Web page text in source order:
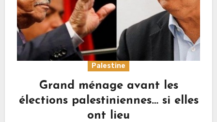
Palestine
Grand ménage avant les
élections palestiniennes… si elles
ont lieu